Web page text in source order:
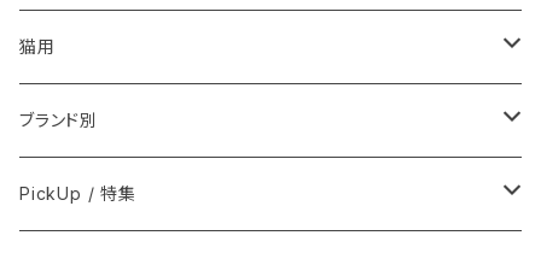
フードおやつ
用品
猫用
フードおやつ
用品
ブランド別
Anima Strath
PickUp / 特集